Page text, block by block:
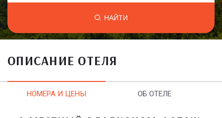
НАЙТИ
ОПИСАНИЕ ОТЕЛЯ
НОМЕРА И ЦЕНЫ ОБ ОТЕЛЕ